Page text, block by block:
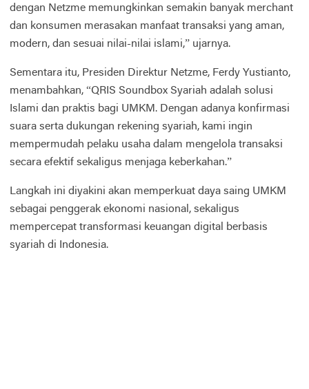
dengan Netzme memungkinkan semakin banyak merchant
dan konsumen merasakan manfaat transaksi yang aman,
modern, dan sesuai nilai-nilai islami,” ujarnya.
Sementara itu, Presiden Direktur Netzme, Ferdy Yustianto,
menambahkan, “QRIS Soundbox Syariah adalah solusi
Islami dan praktis bagi UMKM. Dengan adanya konfirmasi
suara serta dukungan rekening syariah, kami ingin
mempermudah pelaku usaha dalam mengelola transaksi
secara efektif sekaligus menjaga keberkahan.”
Langkah ini diyakini akan memperkuat daya saing UMKM
sebagai penggerak ekonomi nasional, sekaligus
mempercepat transformasi keuangan digital berbasis
syariah di Indonesia.